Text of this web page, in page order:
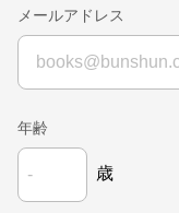
メールアドレス
年齢
歳